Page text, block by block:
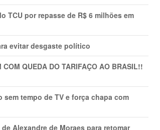
TCU por repasse de R$ 6 milhões em
evitar desgaste político
QUEDA DO TARIFAÇO AO BRASIL!!
tempo de TV e força chapa com
Alexandre de Moraes para retomar